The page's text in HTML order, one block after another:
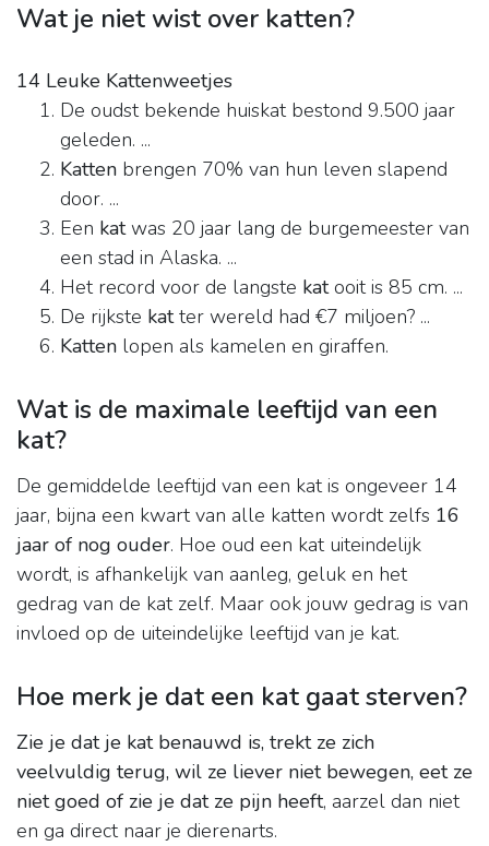
Wat je niet wist over katten?
14 Leuke Kattenweetjes
De oudst bekende huiskat bestond 9.500 jaar
geleden. ...
Katten brengen 70% van hun leven slapend
door. ...
Een katwas 20 jaar lang de burgemeester van
een stad in Alaska. ...
Het record voor de langste katooit is 85 cm. ...
De rijkste katter wereld had €7 miljoen? ...
Katten lopen als kamelen en giraffen.
Wat is de maximale leeftijd van een
kat?
De gemiddelde leeftijd van een kat is ongeveer 14
jaar, bijna een kwart van alle katten wordt zelfs 16
jaar of nog ouder. Hoe oud een kat uiteindelijk
wordt, is afhankelijk van aanleg, geluk en het
gedrag van de kat zelf. Maar ook jouw gedrag is van
invloed op de uiteindelijke leeftijd van je kat.
Hoe merk je dat een kat gaat sterven?
Zie je dat je kat benauwd is, trekt ze zich
veelvuldig terug, wil ze liever niet bewegen, eet ze
niet goed of zie je dat ze pijn heeft, aarzel dan niet
en ga direct naar je dierenarts.